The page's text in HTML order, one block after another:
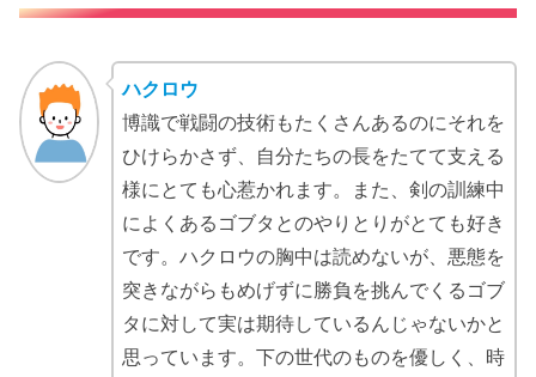
ハクロウ
博識で戦闘の技術もたくさんあるのにそれを
ひけらかさず、自分たちの長をたてて支える
様にとても心惹かれます。また、剣の訓練中
によくあるゴブタとのやりとりがとても好き
です。ハクロウの胸中は読めないが、悪態を
突きながらもめげずに勝負を挑んでくるゴブ
タに対して実は期待しているんじゃないかと
思っています。下の世代のものを優しく、時